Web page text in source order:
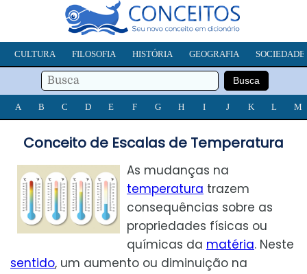
CULTURA FILOSOFIA HISTÓRIA GEOGRAFIA SOCIEDADE
A B C D E F G H I J K L M
Conceito de Escalas de Temperatura
As mudanças na
temperatura trazem
consequências sobre as
propriedades físicas ou
químicas da matéria. Neste
sentido, um aumento ou diminuição na